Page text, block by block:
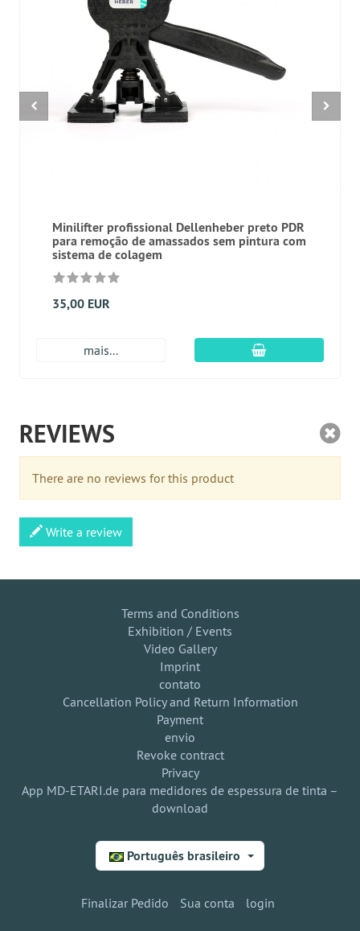
Minilifter profissional Dellenheber preto PDR
para remoção de amassados sem pintura com
sistema de colagem
35,00 EUR
mais... Adicionar ao
REVIEWS
There are no reviews for this product
Write a review
Terms and Conditions
Exhibition / Events
Video Gallery
Imprint
contato
Cancellation Policy and Return Information
Payment
envio
Revoke contract
Privacy
App MD-ETARI.de para medidores de espessura de tinta –
download
Português brasileiro
Finalizar Pedido Sua conta login